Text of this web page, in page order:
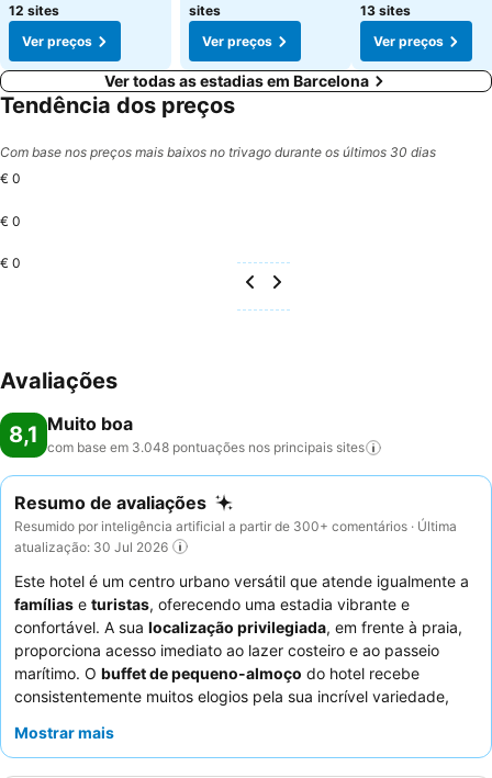
12 sites
Ver preços
sites
Ver preços
13 sites
Ver preços
Ver todas as estadias em Barcelona
Tendência dos preços
Com base nos preços mais baixos no trivago durante os últimos 30 dias
€ 0
€ 0
€ 0
Avaliações
8,1 Muito boa
com base em 3.048 pontuações nos principais sites
Resumo de avaliações
Resumido por inteligência artificial a partir de 300+ comentários · Última
atualização: 30 Jul 2026
Este hotel é um centro urbano versátil que atende igualmente a
famílias e turistas, oferecendo uma estadia vibrante e
confortável. A sua localização privilegiada, em frente à praia,
proporciona acesso imediato ao lazer costeiro e ao passeio
marítimo. O buffet de pequeno-almoço do hotel recebe
consistentemente muitos elogios pela sua incrível variedade,
consistentemente a simpatia e a prestabilidade excecionais do
Mostrar mais